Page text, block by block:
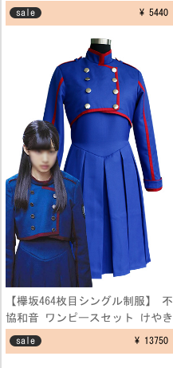
化祭仮装コスプレ衣装 学園祭演
出服
sale ¥ 5440
【欅坂464枚目シングル制服】 不
協和音 ワンピースセット けやき
坂 ブルー 制服コスプレ衣装
sale ¥ 13750